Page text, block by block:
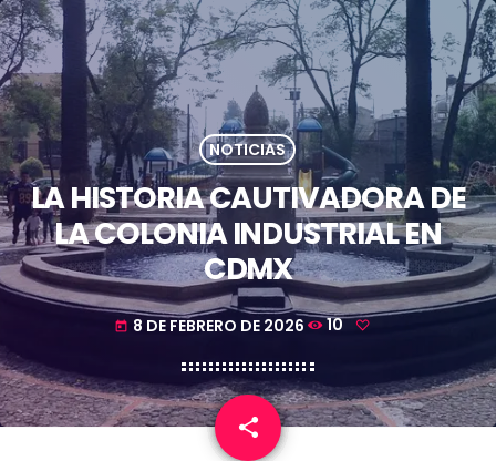
NOTICIAS
LA HISTORIA CAUTIVADORA DE
LA COLONIA INDUSTRIAL EN
CDMX
today 8 DE FEBRERO DE 2026 10
share
email